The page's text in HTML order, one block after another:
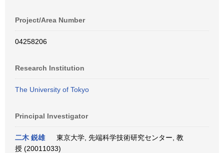
Project/Area Number
04258206
Research Institution
The University of Tokyo
Principal Investigator
二木 鋭雄
東京大学, 先端科学技術研究センター, 教
授 (20011033)